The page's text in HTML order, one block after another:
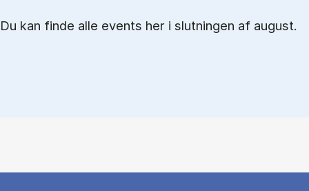
Du kan finde alle events her i slutningen af august.